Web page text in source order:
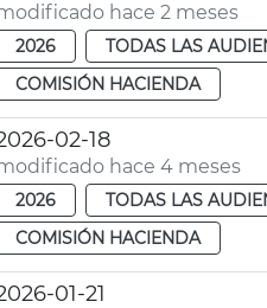
hace 2 meses
2026 TODAS LAS
COMISIÓN HACIENDA
02-18
hace 4 meses
2026 TODAS LAS
COMISIÓN HACIENDA
01-21